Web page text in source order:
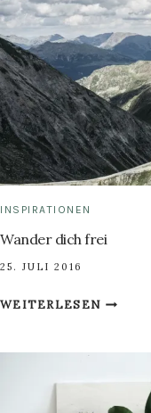
INSPIRATIONEN
Wander dich frei
25. JULI 2016
WEITERLESENWANDER